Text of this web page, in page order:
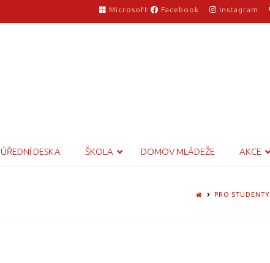
Microsoft Facebook Instagram
ÚŘEDNÍ DESKA ŠKOLA DOMOV MLÁDEŽE AKCE
HOMEPRO STUDENTY